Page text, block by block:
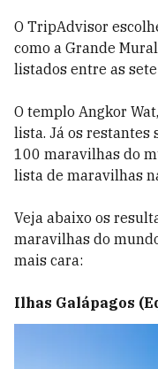
O TripAdvisor
como a Grande
listados entre as
O templo Angkor
lista. Já os restantes
100 maravilhas do
lista de maravilhas
Veja abaixo os
maravilhas do
mais cara:
Ilhas Galápagos